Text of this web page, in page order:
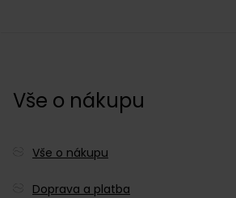
Vše o nákupu
Vše o nákupu
Doprava a platba